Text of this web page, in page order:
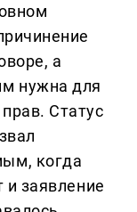
а
нужна для
Статус
когда
и заявление